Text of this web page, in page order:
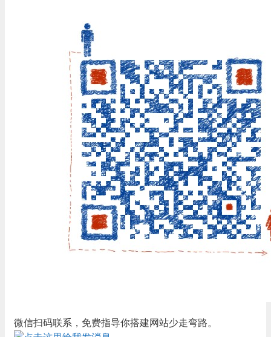
微信扫码联系，免费指导你搭建网站少走弯路。